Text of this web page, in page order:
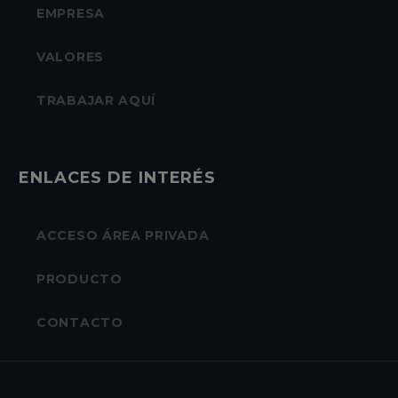
EMPRESA
VALORES
TRABAJAR AQUÍ
ENLACES DE INTERÉS
ACCESO ÁREA PRIVADA
PRODUCTO
CONTACTO